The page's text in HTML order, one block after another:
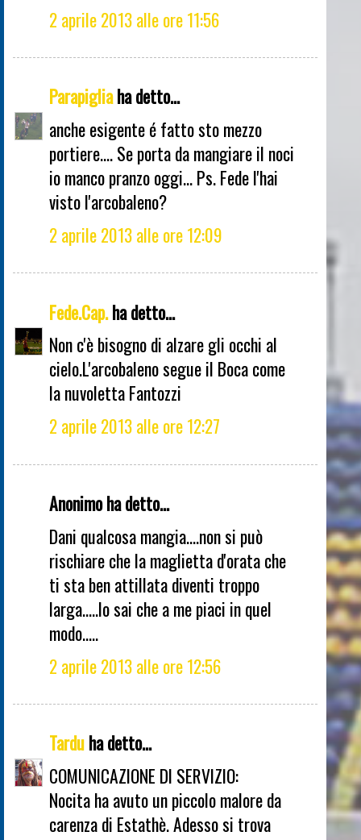
2 aprile 2013 alle ore 11:56
Parapigliaha detto...
anche esigente é fatto sto mezzo
portiere.... Se porta da mangiare il noci
io manco pranzo oggi... Ps. Fede l'hai
visto l'arcobaleno?
2 aprile 2013 alle ore 12:09
Fede.Cap.ha detto...
Non c'è bisogno di alzare gli occhi al
cielo.L'arcobaleno segue il Boca come
la nuvoletta Fantozzi
2 aprile 2013 alle ore 12:27
Anonimo ha detto...
Dani qualcosa mangia....non si può
rischiare che la maglietta d'orata che
ti sta ben attillata diventi troppo
larga.....lo sai che a me piaci in quel
modo.....
2 aprile 2013 alle ore 12:56
Tarduha detto...
COMUNICAZIONE DI SERVIZIO:
Nocita ha avuto un piccolo malore da
carenza di Estathè. Adesso si trova